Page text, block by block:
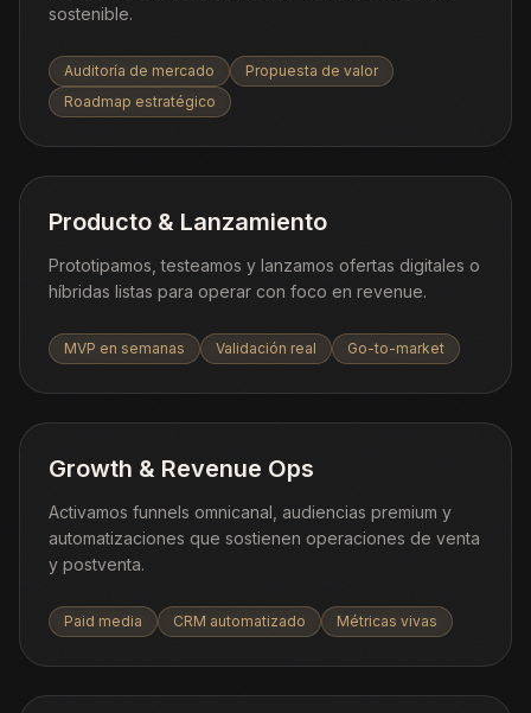
sostenible.
Auditoría de mercado
Propuesta de valor
Roadmap estratégico
Producto & Lanzamiento
Prototipamos, testeamos y lanzamos ofertas digitales o
híbridas listas para operar con foco en revenue.
MVP en semanas Validación real Go-to-market
Growth & Revenue Ops
Activamos funnels omnicanal, audiencias premium y
automatizaciones que sostienen operaciones de venta
y postventa.
Paid media CRM automatizado Métricas vivas